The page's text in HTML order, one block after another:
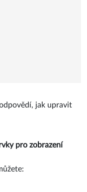
jak upravit
pro zobrazení